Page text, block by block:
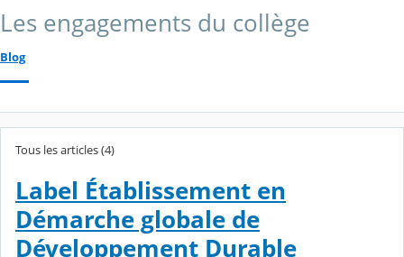
Les engagements du collège
Blog
Tous les articles (4)
Label Établissement en
Démarche globale de
Développement Durable